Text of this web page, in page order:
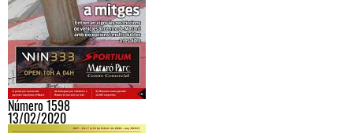
Número 1598
13/02/2020